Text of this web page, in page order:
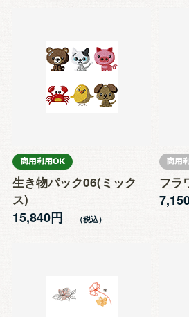
生き物パック06(ミック
ス)
15,840円
フラ